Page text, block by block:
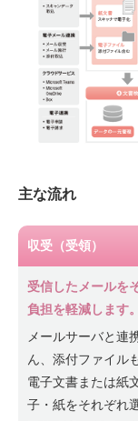
主な流れ
収受（受領）
受信したメールを
負担を軽減します。
メールサーバと連
ん、添付ファイル
電子文書または紙
子・紙をそれぞれ